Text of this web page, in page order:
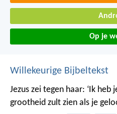
Op je
Willekeurige Bijbeltekst
Jezus zei tegen haar: ‘Ik heb
grootheid zult zien als je